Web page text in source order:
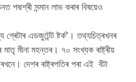
পদ্মশ্ৰী সন্মান লাভ কৰাৰ বিষয়েও
গ্ৰেটাৰ এডজুটেন্ট ষ্টৰ্ক’। তথ্যচিত্ৰখনৰ
মীনা মহন্তৰ। ৭০ সংখ্যক ৰাষ্ট্ৰীয়
দেশৰ ৰাষ্ট্ৰপতিৰ পৰা এই বঁটা